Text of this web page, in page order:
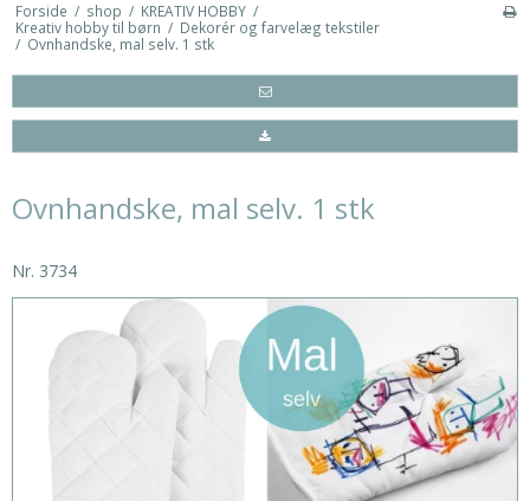
Forside / shop / KREATIV HOBBY /
Kreativ hobby til børn / Dekorér og farvelæg tekstiler
/ Ovnhandske, mal selv. 1 stk
Ovnhandske, mal selv. 1 stk
Nr. 3734